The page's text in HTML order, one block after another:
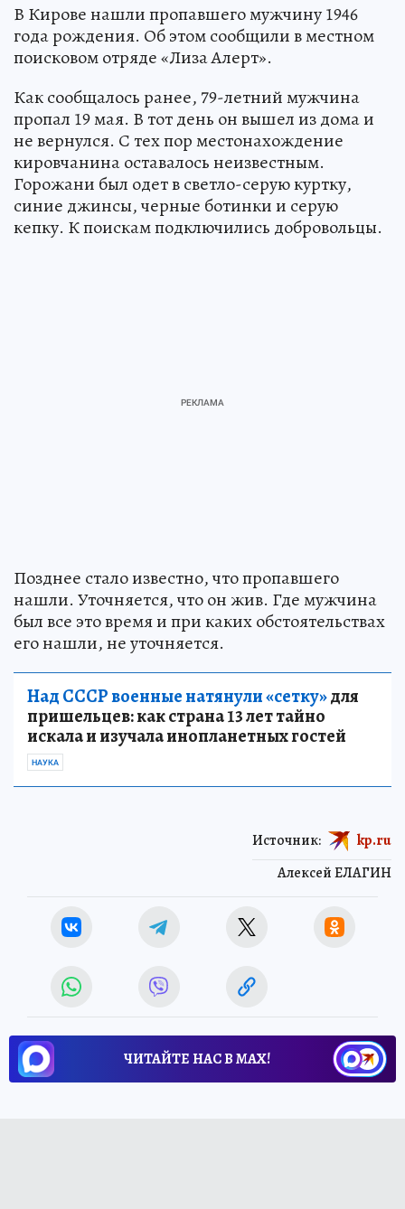
В Кирове нашли пропавшего мужчину 1946
года рождения. Об этом сообщили в местном
поисковом отряде «Лиза Алерт».
Как сообщалось ранее, 79-летний мужчина
пропал 19 мая. В тот день он вышел из дома и
не вернулся. С тех пор местонахождение
кировчанина оставалось неизвестным.
Горожани был одет в светло-серую куртку,
синие джинсы, черные ботинки и серую
кепку. К поискам подключились добровольцы.
Позднее стало известно, что пропавшего
нашли. Уточняется, что он жив. Где мужчина
был все это время и при каких обстоятельствах
его нашли, не уточняется.
Над СССР военные натянули «сетку»для
пришельцев: как страна 13 лет тайно
искала и изучала инопланетных гостей
НАУКА
Алексей ЕЛАГИН
Источник: kp.ru
ЧИТАЙТЕ НАС В МАХ!